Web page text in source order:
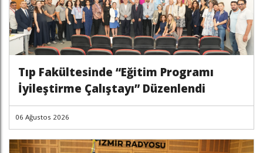
Tıp Fakültesinde “Eğitim Programı
İyileştirme Çalıştayı” Düzenlendi
06 Ağustos 2026